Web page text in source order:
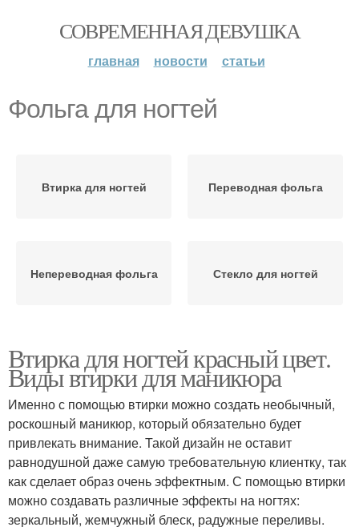
СОВРЕМЕННАЯ ДЕВУШКА
главная новости статьи
Фольга для ногтей
Втирка для ногтей Переводная фольга
Непереводная фольга Стекло для ногтей
Втирка для ногтей красный цвет.
Виды втирки для маникюра
Именно с помощью втирки можно создать необычный,
роскошный маникюр, который обязательно будет
привлекать внимание. Такой дизайн не оставит
равнодушной даже самую требовательную клиентку, так
как сделает образ очень эффектным. С помощью втирки
можно создавать различные эффекты на ногтях:
зеркальный, жемчужный блеск, радужные переливы.